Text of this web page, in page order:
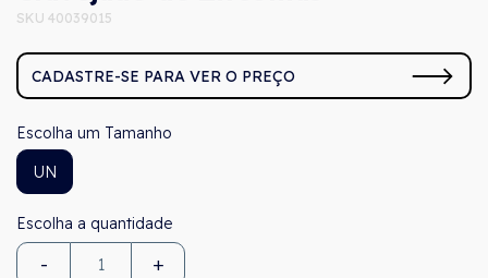
SKU 40039015
CADASTRE-SE PARA VER O PREÇO
Tamanho
UN
- +